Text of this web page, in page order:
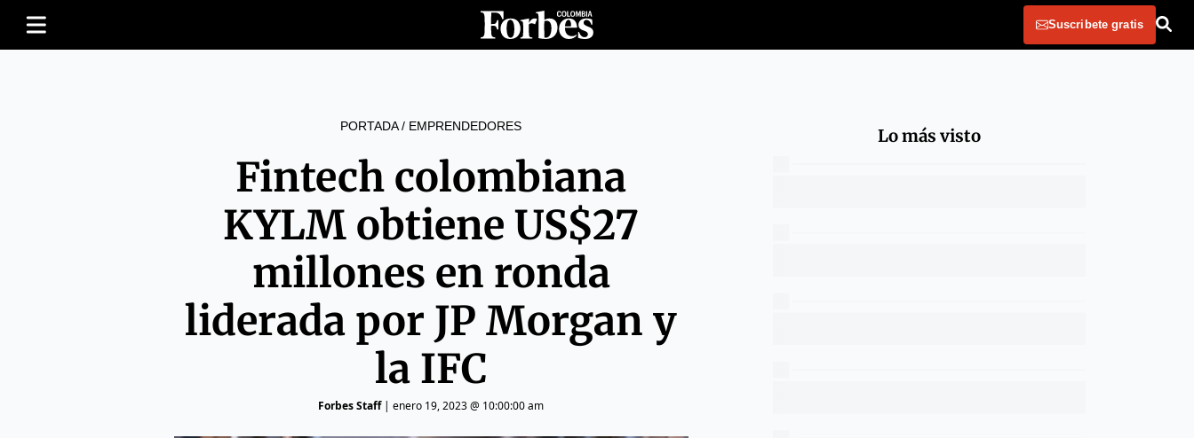
Suscribete gratis
PORTADA/ EMPRENDEDORES
Fintech colombiana
KYLM obtiene US$27
millones en ronda
liderada por JP Morgan y
la IFC
Forbes Staff| enero 19, 2023 @ 10:00:00 am
Lo más visto